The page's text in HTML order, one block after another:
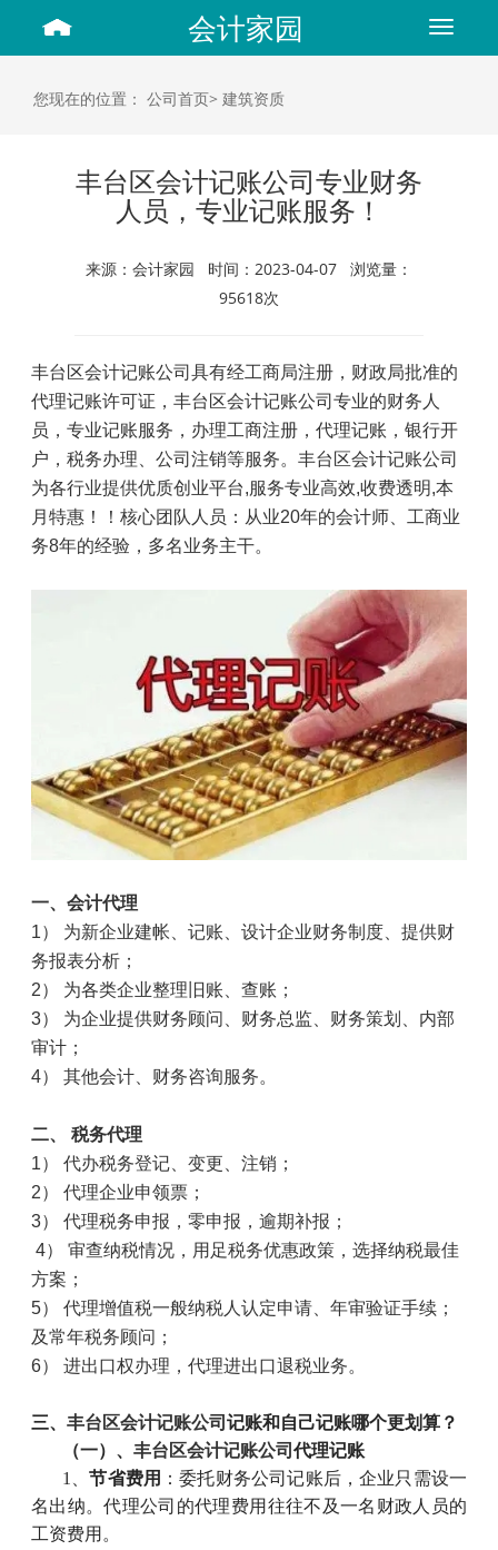
Toggle
会计家园
您现在的位置： 公司首页> 建筑资质
丰台区会计记账公司专业财务
人员，专业记账服务！
来源：会计家园 时间：2023-04-07 浏览量：
95618次
丰台区会计记账公司具有经工商局注册，财政局批准的
代理记账许可证，丰台区会计记账公司专业的财务人
员，专业记账服务，办理工商注册，代理记账，银行开
户，税务办理、公司注销等服务。丰台区会计记账公司
为各行业提供优质创业平台,服务专业高效,收费透明,本
月特惠！！核心团队人员：从业20年的会计师、工商业
务8年的经验，多名业务主干。
一、会计代理
1） 为新企业建帐、记账、设计企业财务制度、提供财
务报表分析；
2） 为各类企业整理旧账、查账；
3） 为企业提供财务顾问、财务总监、财务策划、内部
审计；
4） 其他会计、财务咨询服务。
二、 税务代理
1） 代办税务登记、变更、注销；
2） 代理企业申领票；
3） 代理税务申报，零申报，逾期补报；
4） 审查纳税情况，用足税务优惠政策，选择纳税最佳
方案；
5） 代理增值税一般纳税人认定申请、年审验证手续；
及常年税务顾问；
6） 进出口权办理，代理进出口退税业务。
三、 丰台区会计记账公司 记账和自己记账哪个更划算？
（一）、 丰台区会计记账公司 代理记账
1
、节省费用 ：委托财务公司记账后，企业只需设一
名出纳。代理公司的代理费用往往不及一名财政人员的
工资费用。